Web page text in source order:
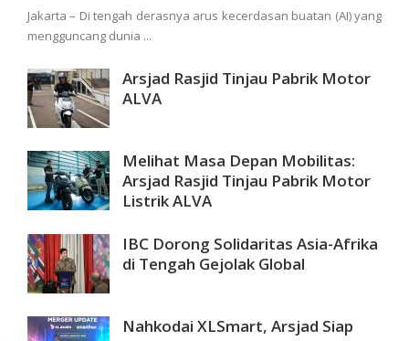
Jakarta – Di tengah derasnya arus kecerdasan buatan (AI) yang
mengguncang dunia ...
Arsjad Rasjid Tinjau Pabrik Motor
ALVA
Melihat Masa Depan Mobilitas:
Arsjad Rasjid Tinjau Pabrik Motor
Listrik ALVA
IBC Dorong Solidaritas Asia-Afrika
di Tengah Gejolak Global
Nahkodai XLSmart, Arsjad Siap